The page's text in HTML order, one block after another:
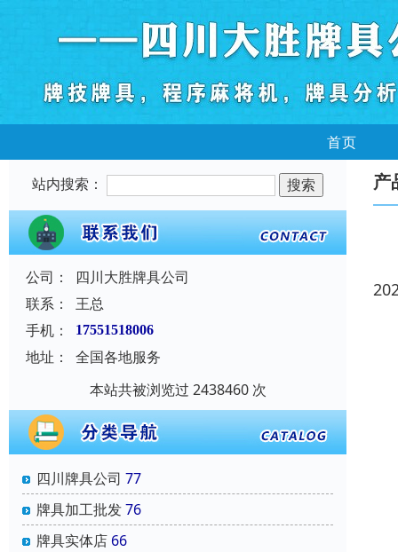
首页
站内搜索：
公司：
四川大胜牌具公司
联系：
王总
手机：
17551518006
地址：
全国各地服务
本站共被浏览过 2438460 次
四川牌具公司 77
牌具加工批发76
牌具实体店 66
产